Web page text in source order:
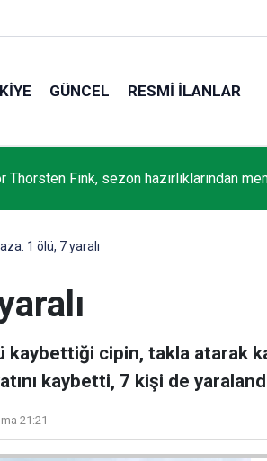
GÜNCEL RESMI İLANLAR
1 ölü, 7 yaralı
cipin, takla atarak
kaybetti, 7 kişi de
21:21